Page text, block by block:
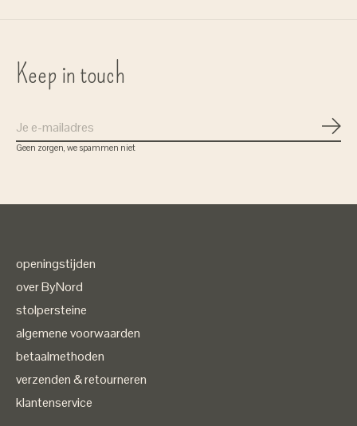
Keep in touch
Geen zorgen, we spammen niet
openingstijden
over ByNord
stolpersteine
algemene voorwaarden
betaalmethoden
verzenden & retourneren
klantenservice